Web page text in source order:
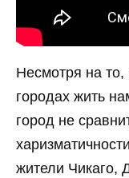
Несмотря на то,
городах жить
город не
жители Чикаго,